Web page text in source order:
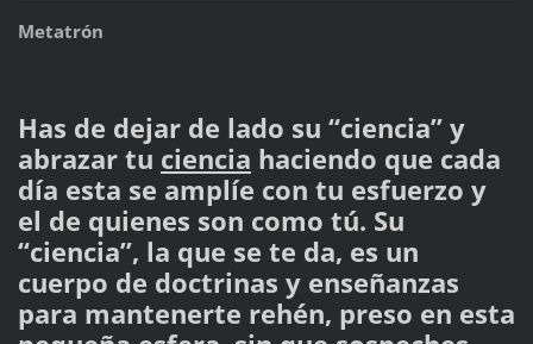
Metatrón
Has de dejar de lado su “ciencia” y
abrazar tu ciencia haciendo que cada
día esta se amplíe con tu esfuerzo y
el de quienes son como tú. Su
“ciencia”, la que se te da, es un
cuerpo de doctrinas y enseñanzas
para mantenerte rehén, preso en esta